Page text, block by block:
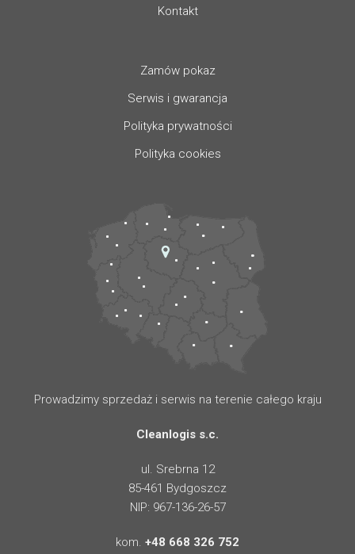
Kontakt
Zamów pokaz
Serwis i gwarancja
Polityka prywatności
Polityka cookies
Prowadzimy sprzedaż i serwis na terenie całego kraju
Cleanlogis s.c.
ul. Srebrna 12
85-461 Bydgoszcz
NIP: 967-136-26-57
kom. +48 668 326 752